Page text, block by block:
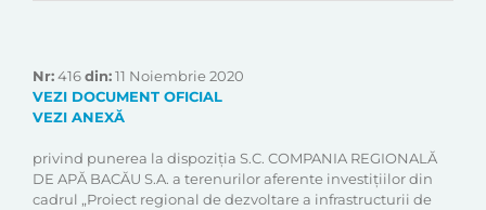
Nr:416din:11 Noiembrie 2020
VEZI DOCUMENT OFICIAL
VEZI ANEXĂ
privind punerea la dispoziția S.C. COMPANIA REGIONALĂ
DE APĂ BACĂU S.A. a terenurilor aferente investițiilor din
cadrul „Proiect regional de dezvoltare a infrastructurii de